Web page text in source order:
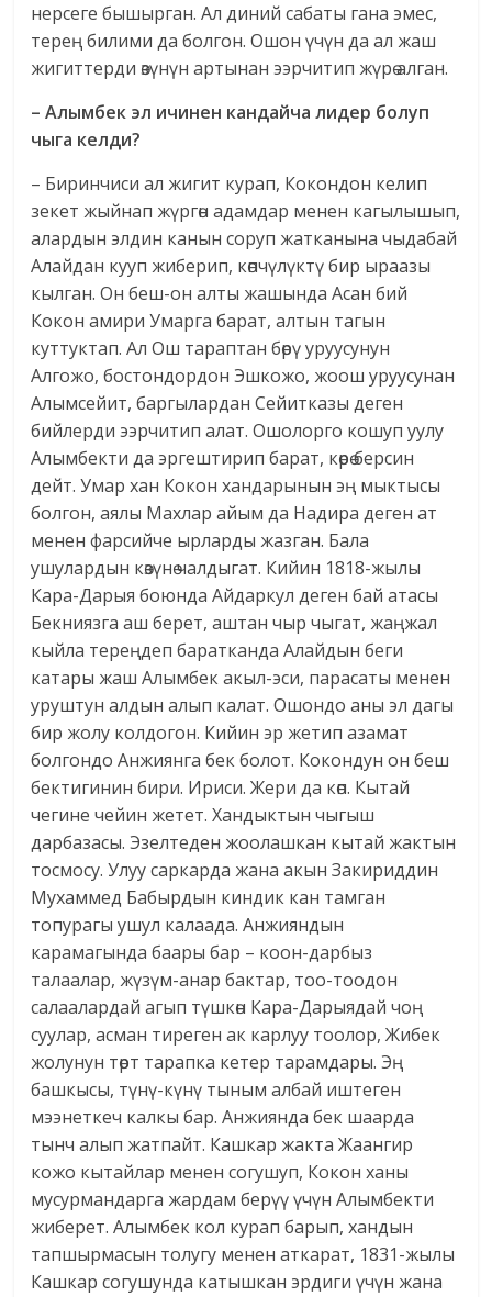
нерсеге бышырган. Ал диний сабаты гана эмес,
терең билими да болгон. Ошон үчүн да ал жаш
жигиттерди өзүнүн артынан ээрчитип жүрө алган.
– Алымбек эл ичинен кандайча лидер болуп
чыга келди?
– Биринчиси ал жигит курап, Кокондон келип
зекет жыйнап жүргөн адамдар менен кагылышып,
алардын элдин канын соруп жатканына чыдабай
Алайдан кууп жиберип, көпчүлүктү бир ыраазы
кылган. Он беш-он алты жашында Асан бий
Кокон амири Умарга барат, алтын тагын
куттуктап. Ал Ош тараптан бөрү уруусунун
Алгожо, бостондордон Эшкожо, жоош уруусунан
Алымсейит, баргылардан Сейитказы деген
бийлерди ээрчитип алат. Ошолорго кошуп уулу
Алымбекти да эргештирип барат, көрө берсин
дейт. Умар хан Кокон хандарынын эң мыктысы
болгон, аялы Махлар айым да Надира деген ат
менен фарсийче ырларды жазган. Бала
ушулардын көзүнө чалдыгат. Кийин 1818-жылы
Кара-Дарыя боюнда Айдаркул деген бай атасы
Бекниязга аш берет, аштан чыр чыгат, жаңжал
кыйла тереңдеп баратканда Алайдын беги
катары жаш Алымбек акыл-эси, парасаты менен
уруштун алдын алып калат. Ошондо аны эл дагы
бир жолу колдогон. Кийин эр жетип азамат
болгондо Анжиянга бек болот. Кокондун он беш
бектигинин бири. Ириси. Жери да көп. Кытай
чегине чейин жетет. Хандыктын чыгыш
дарбазасы. Эзелтеден жоолашкан кытай жактын
тосмосу. Улуу саркарда жана акын Закириддин
Мухаммед Бабырдын киндик кан тамган
топурагы ушул калаада. Анжияндын
карамагында баары бар – коон-дарбыз
талаалар, жүзүм-анар бактар, тоо-тоодон
салаалардай агып түшкөн Кара-Дарыядай чоң
суулар, асман тиреген ак карлуу тоолор, Жибек
жолунун төрт тарапка кетер тарамдары. Эң
башкысы, түнү-күнү тыным албай иштеген
мээнеткеч калкы бар. Анжиянда бек шаарда
тынч алып жатпайт. Кашкар жакта Жаангир
кожо кытайлар менен согушуп, Кокон ханы
мусурмандарга жардам берүү үчүн Алымбекти
жиберет. Алымбек кол курап барып, хандын
тапшырмасын толугу менен аткарат, 1831-жылы
Кашкар согушунда катышкан эрдиги үчүн жана